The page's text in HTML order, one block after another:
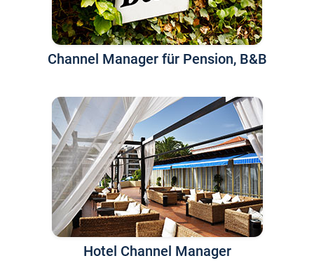
Channel Manager für Pension, B&B
Hotel Channel Manager